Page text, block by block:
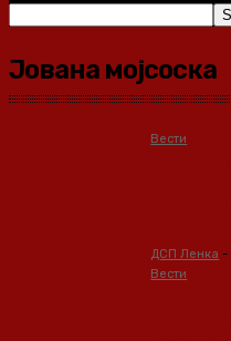
Јована мојсоска
Вести
ДСП Ленка -
Вести